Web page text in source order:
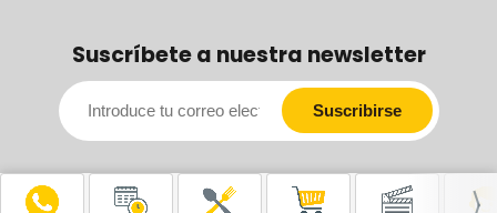
Suscríbete a nuestra newsletter